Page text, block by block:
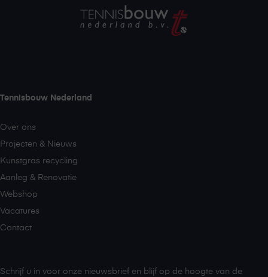
Tennisbouw Nederland
Over ons
Projecten & Nieuws
Kunstgras recycling
Aanleg & Renovatie
Webshop
Vacatures
Contact
Schrijf u in voor onze nieuwsbrief en blijf op de hoogte van de